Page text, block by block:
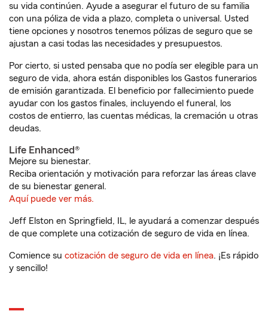
su vida continúen. Ayude a asegurar el futuro de su familia
con una póliza de vida a plazo, completa o universal. Usted
tiene opciones y nosotros tenemos pólizas de seguro que se
ajustan a casi todas las necesidades y presupuestos.
Por cierto, si usted pensaba que no podía ser elegible para un
seguro de vida, ahora están disponibles los Gastos funerarios
de emisión garantizada. El beneficio por fallecimiento puede
ayudar con los gastos finales, incluyendo el funeral, los
costos de entierro, las cuentas médicas, la cremación u otras
deudas.
Life Enhanced®
Mejore su bienestar.
Reciba orientación y motivación para reforzar las áreas clave
de su bienestar general.
Aquí puede ver más.
Jeff Elston en Springfield, IL, le ayudará a comenzar después
de que complete una cotización de seguro de vida en línea.
Comience su cotización de seguro de vida en línea. ¡Es rápido
y sencillo!